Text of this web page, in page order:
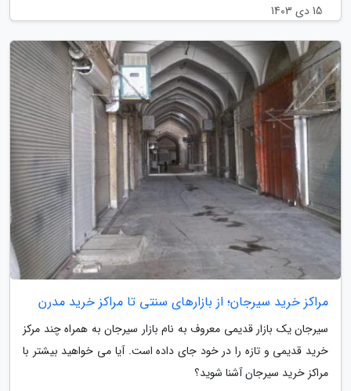
15 دی 1403
مراکز خرید سیرجان؛ از بازارهای سنتی تا مراکز خرید مدرن
سیرجان یک بازار قدیمی معروف به نام بازار سیرجان به همراه چند مرکز
خرید قدیمی و تازه را در خود جای داده است. آیا می خواهید بیشتر با
مراکز خرید سیرجان آشنا شوید؟